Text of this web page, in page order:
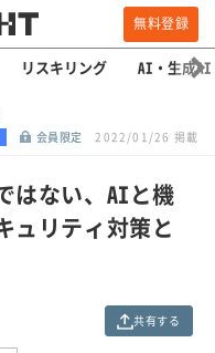
無料登録
リスキリング AI・生成AI
会員限定 2022/01/26 掲載
はない、AIと機
ュリティ対策と
共有する